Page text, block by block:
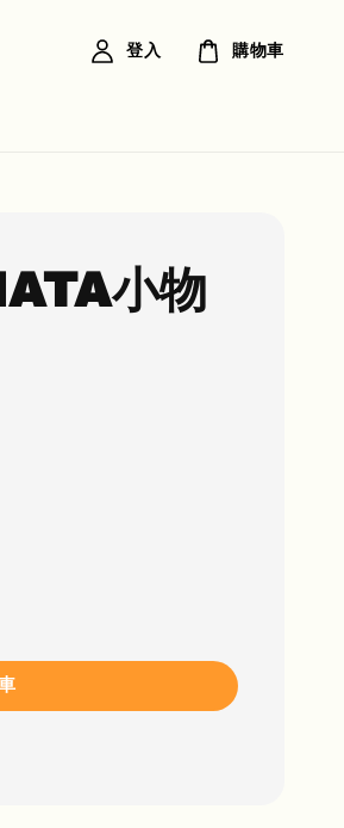
登入 購物車
小物